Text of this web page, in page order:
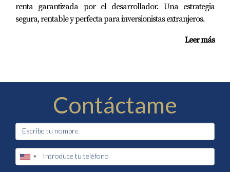
renta garantizada por el desarrollador. Una estrategia
segura, rentable y perfecta para inversionistas extranjeros.
Leer más
Contáctame